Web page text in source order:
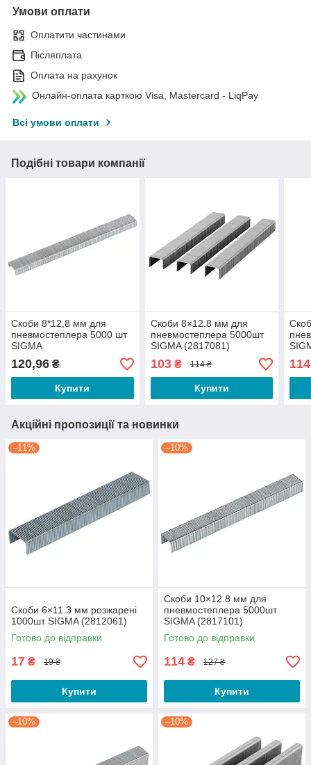
Умови оплати
Оплатити частинами
Післяплата
Оплата на рахунок
Онлайн-оплата карткою Visa, Mastercard - LiqPay
Всі умови оплати
Подібні товари компанії
Скоби 8*12,8 мм для
пневмостеплера 5000 шт
SIGMA
120,96 ₴
Купити
Скоби 8×12.8 мм для
пневмостеплера 5000шт
SIGMA (2817081)
103₴ 114 ₴
Купити
114
Акційні пропозиції та новинки
–11%
Скоби 6×11.3 мм розжарені
1000шт SIGMA (2812061)
Готово до відправки
17 ₴ 19 ₴
Купити
–10%
Скоби 10×12.8 мм для
пневмостеплера 5000шт
SIGMA (2817101)
Готово до відправки
114 ₴ 127 ₴
Купити
–10% –10%